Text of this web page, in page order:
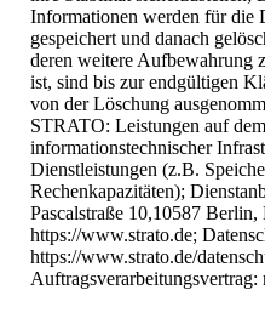
Informationen werden für die
gespeichert und danach
deren weitere Aufbewahrung
ist, sind bis zur endgültigen
von der Löschung
STRATO: Leistungen auf
informationstechnischer
Dienstleistungen (z.B.
Rechenkapazitäten);
Pascalstraße 10,10587 Berlin,
https://www.strato.de;
https://www.strato.de/
Auftragsverarbeitungsvertrag: